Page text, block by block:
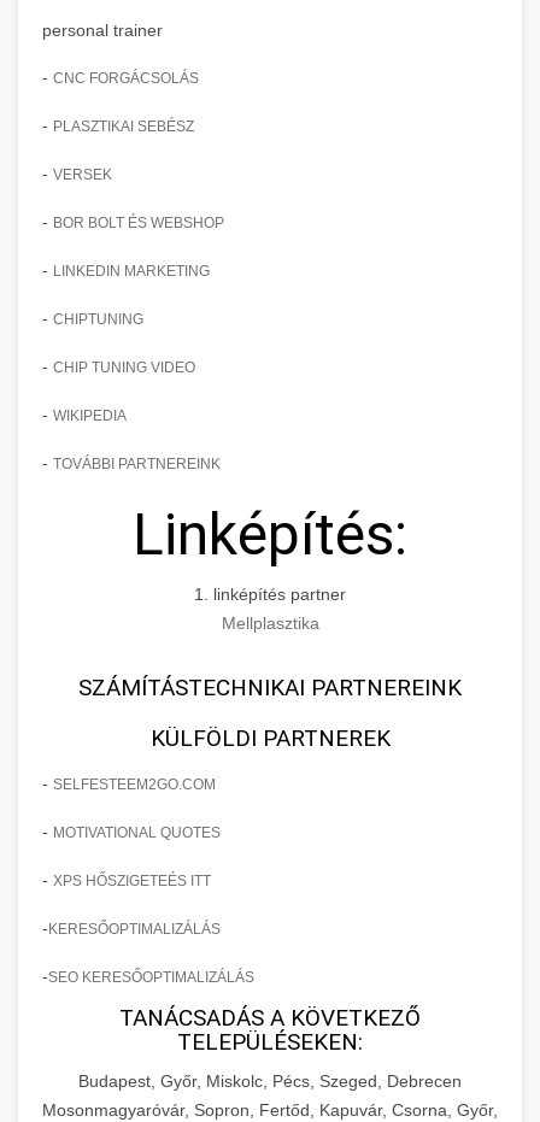
personal trainer
- CNC FORGÁCSOLÁS
- PLASZTIKAI SEBÉSZ
- VERSEK
- BOR BOLT ÉS WEBSHOP
- LINKEDIN MARKETING
- CHIPTUNING
- CHIP TUNING VIDEO
- WIKIPEDIA
- TOVÁBBI PARTNEREINK
Linképítés:
1. linképítés partner
Mellplasztika
SZÁMÍTÁSTECHNIKAI PARTNEREINK
KÜLFÖLDI PARTNEREK
- SELFESTEEM2GO.COM
- MOTIVATIONAL QUOTES
- XPS HŐSZIGETEÉS ITT
- KERESŐOPTIMALIZÁLÁS
-SEO KERESŐOPTIMALIZÁLÁS
TANÁCSADÁS A KÖVETKEZŐ
TELEPÜLÉSEKEN:
Budapest, Győr, Miskolc, Pécs, Szeged, Debrecen
Mosonmagyaróvár, Sopron, Fertőd, Kapuvár, Csorna, Győr,